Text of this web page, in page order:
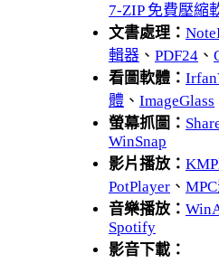
7-ZIP 免費壓縮
文書處理：
輯器 、 PDF24 、
看圖軟體：
體 、 ImageGlass
螢幕抓圖：
WinSnap
影片播放：
PotPlayer 、
音樂播放：
Spotify
影音下載：